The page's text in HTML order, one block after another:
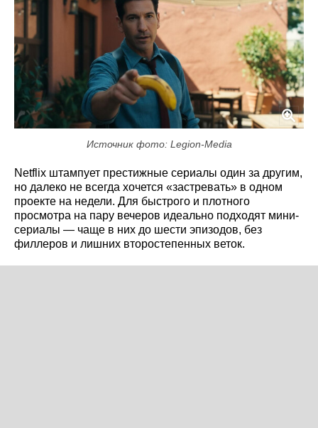
Источник фото: Legion-Media
Netflix штампует престижные сериалы один за другим,
но далеко не всегда хочется «застревать» в одном
проекте на недели. Для быстрого и плотного
просмотра на пару вечеров идеально подходят мини-
сериалы — чаще в них до шести эпизодов, без
филлеров и лишних второстепенных веток.